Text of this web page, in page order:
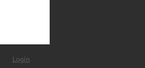
Login